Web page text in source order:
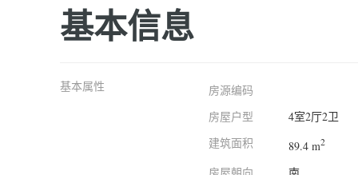
基本信息
基本属性
房源编码
房屋户型
4室2厅2卫
建筑面积
89.4 m2
房屋朝向 南